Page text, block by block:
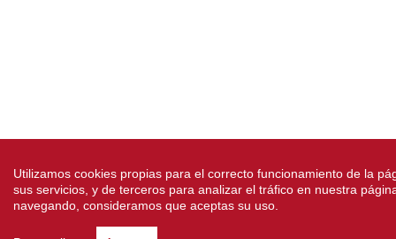
Utilizamos cookies propias para el correcto funcionamiento de la
sus servicios, y de terceros para analizar el tráfico en nuestra
navegando, consideramos que aceptas su uso.